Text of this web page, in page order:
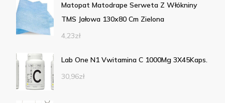
Matopat Matodrape Serweta Z Włókniny
TMS Jałowa 130x80 Cm Zielona
4,23zł
Lab One N1 Vwitamina C 1000Mg 3X45Kaps.
30,96zł